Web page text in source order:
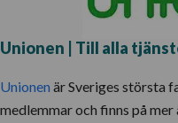
Unionen | Till alla
Unionen är Sveriges största
medlemmar och finns på